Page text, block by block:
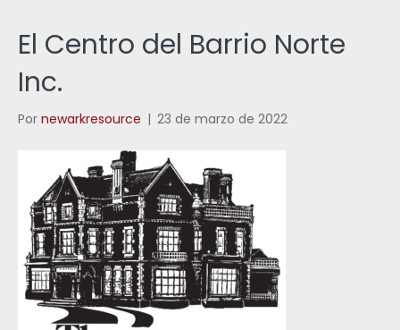
El Centro del Barrio Norte
Inc.
Por newarkresource | 23 de marzo de 2022